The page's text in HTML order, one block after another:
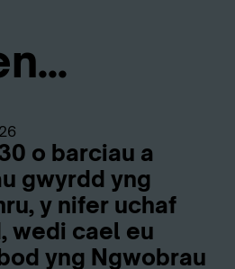
o barciau a
gwyrdd yng
y nifer uchaf
wedi cael eu
yng Ngwobrau